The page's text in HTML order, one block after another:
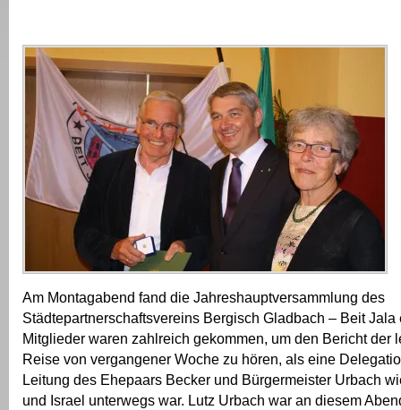
Am Montagabend fand die Jahreshauptversammlung des
Städtepartnerschaftsvereins Bergisch Gladbach – Beit Jala
Mitglieder waren zahlreich gekommen, um den Bericht der
Reise von vergangener Woche zu hören, als eine
Leitung des Ehepaars Becker und Bürgermeister Urbach
und Israel unterwegs war. Lutz Urbach war an diesem